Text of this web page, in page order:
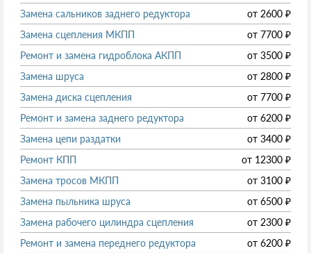
Замена сальников заднего редуктора
от 2600 ₽
Замена сцепления МКПП
от 7700 ₽
Ремонт и замена гидроблока АКПП
от 3500 ₽
Замена шруса
от 2800 ₽
Замена диска сцепления
от 7700 ₽
Ремонт и замена заднего редуктора
от 6200 ₽
Замена цепи раздатки
от 3400 ₽
Ремонт КПП
от 12300 ₽
Замена тросов МКПП
от 3100 ₽
Замена пыльника шруса
от 6500 ₽
Замена рабочего цилиндра сцепления
от 2300 ₽
Ремонт и замена переднего редуктора
от 6200 ₽